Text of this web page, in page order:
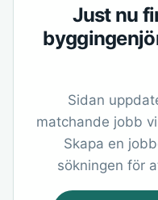
Just nu
Sidan
matchande jobb
Skapa en
sökningen för